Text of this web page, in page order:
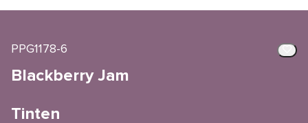
PPG1178-6
Blackberry Jam
Tinten